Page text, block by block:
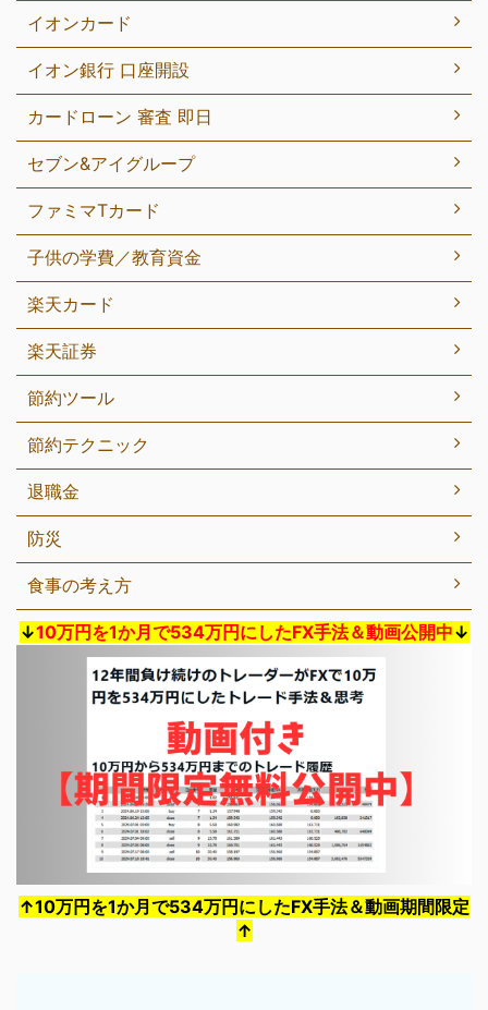
イオンカード
イオン銀行 口座開設
カードローン 審査 即日
セブン&アイグループ
ファミマTカード
子供の学費／教育資金
楽天カード
楽天証券
節約ツール
節約テクニック
退職金
防災
食事の考え方
↓10万円を1か月で534万円にしたFX手法＆動画公開中↓
↑10万円を1か月で534万円にしたFX手法＆動画期間限定
↑